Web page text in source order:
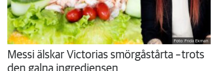
Foto: Frida Ekman
Messi älskar Victorias smörgåstårta – trots
den galna ingrediensen